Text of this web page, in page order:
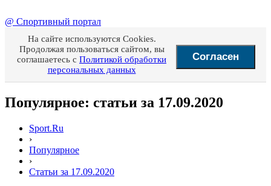
@ Спортивный портал
На сайте используются Cookies.
Продолжая пользоваться сайтом, вы
соглашаетесь с Политикой обработки
персональных данных
Согласен
Популярное: статьи за 17.09.2020
Sport.Ru
›
Популярное
›
Статьи за 17.09.2020